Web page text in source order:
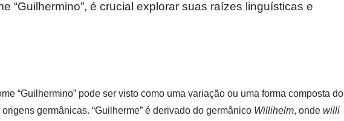
“Guilhermino”, é crucial explorar suas raízes linguísticas e
“Guilhermino” pode ser visto como uma variação ou uma forma composta do
origens germânicas. “Guilherme” é derivado do germânico Willihelm, onde willi